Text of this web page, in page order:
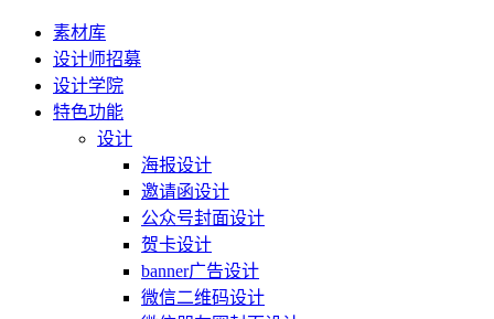
素材库
设计师招募
设计学院
特色功能
设计
海报设计
邀请函设计
公众号封面设计
贺卡设计
banner广告设计
微信二维码设计